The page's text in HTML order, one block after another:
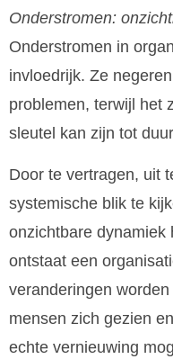
Onderstromen:
Onderstromen in
invloedrijk. Ze
problemen, terwijl het
sleutel kan zijn tot
Door te vertragen, uit
systemische blik te
onzichtbare dynamiek
ontstaat een
veranderingen
mensen zich gezien
echte vernieuwing